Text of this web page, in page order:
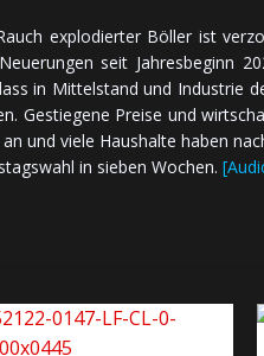
explodierter Böller ist
seit Jah­res­be­ginn
in Mit­tel­stand und In­dus­trie
Ge­stie­ge­ne Preise und
und viele Haus­halte haben
in sieben Wochen.